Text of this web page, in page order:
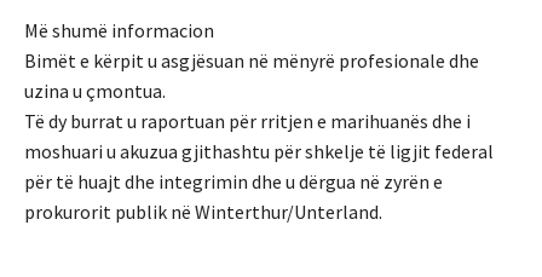
Më shumë informacion
Bimët e kërpit u asgjësuan në mënyrë profesionale dhe
uzina u çmontua.
Të dy burrat u raportuan për rritjen e marihuanës dhe i
moshuari u akuzua gjithashtu për shkelje të ligjit federal
për të huajt dhe integrimin dhe u dërgua në zyrën e
prokurorit publik në Winterthur/Unterland.